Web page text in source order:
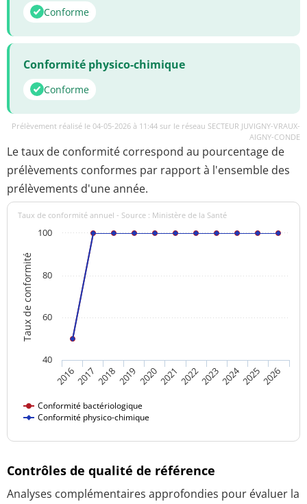
Conforme
Conformité physico-chimique
Conforme
Prélèvement réalisé le 04-05-2026 à 11:44 sur le réseau SECTEUR JUVIGNY-VRAUX-
AIGNY-CONDE
Le taux de conformité correspond au pourcentage de
prélèvements conformes par rapport à l'ensemble des
prélèvements d'une année.
Taux de conformité
Taux de conformité annuel - Source : Ministère de la Santé
Conformité bactériologique
Conformité physico-chimique
20162017 201820192020202120222023202420252026
40
60
80
100
Contrôles de qualité de référence
Analyses complémentaires approfondies pour évaluer la